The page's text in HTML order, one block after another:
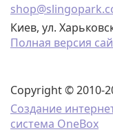
Киев, ул.
Полная версия
Copyright © 2010-
Создание
система OneBox